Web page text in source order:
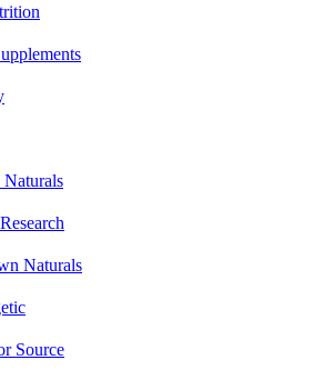
Naturals
Naturals
Source